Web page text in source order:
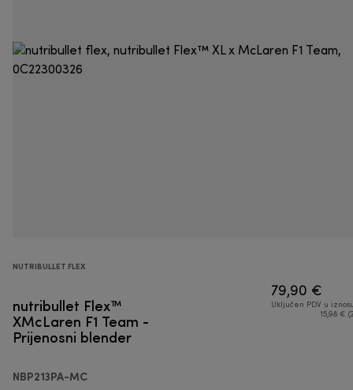
NUTRIBULLET FLEX
nutribullet Flex™
XMcLaren F1 Team -
Prijenosni blender
NBP213PA-MC
79,90 €
Uključen PDV u
15,98 €